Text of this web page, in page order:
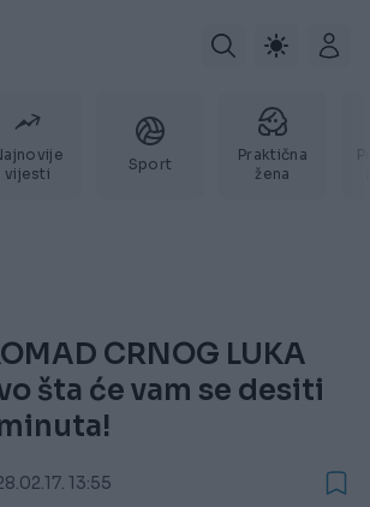
vijesti
Sport
Praktična
žena
CRNOG LUKA
šta će vam se desiti
13:55